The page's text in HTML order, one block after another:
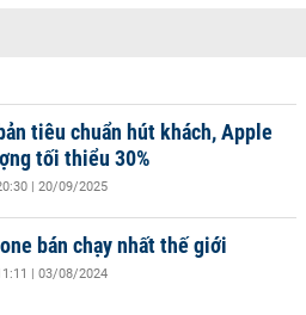
tiêu chuẩn hút khách, Apple
tối thiểu 30%
| 20/09/2025
bán chạy nhất thế giới
| 03/08/2024